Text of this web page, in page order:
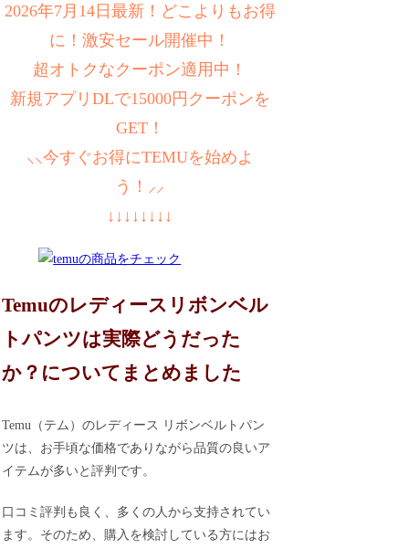
2026年7月14日最新！どこよりもお得
に！激安セール開催中！
超オトクなクーポン適用中！
新規アプリDLで15000円クーポンを
GET！
⸜⸜今すぐお得にTEMUを始めよ
う！⸝⸝
↓↓↓↓↓↓↓↓
Temuのレディースリボンベル
トパンツは実際どうだった
か？についてまとめました
Temu（テム）のレディース リボンベルトパン
ツは、お手頃な価格でありながら品質の良いア
イテムが多いと評判です。
口コミ評判も良く、多くの人から支持されてい
ます。そのため、購入を検討している方にはお